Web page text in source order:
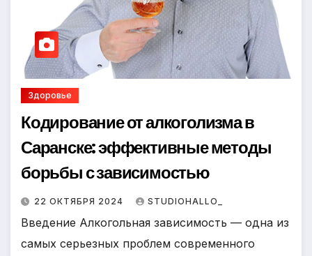
Здоровье
Кодирование от алкоголизма в
Саранске: эффективные методы
борьбы с зависимостью
22 ОКТЯБРЯ 2024 STUDIOHALLO_
Введение Алкогольная зависимость — одна из
самых серьезных проблем современного